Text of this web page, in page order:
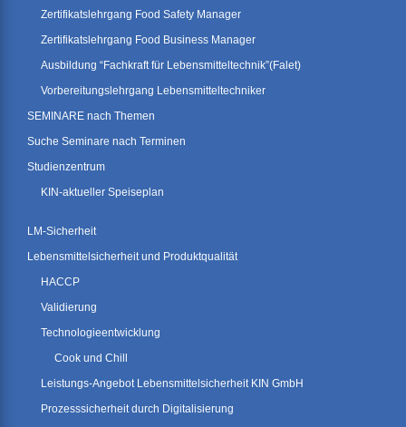
Zertifikatslehrgang Food Safety Manager
Zertifikatslehrgang Food Business Manager
Ausbildung “Fachkraft für Lebensmitteltechnik”(Falet)
Vorbereitungslehrgang Lebensmitteltechniker
SEMINARE nach Themen
Suche Seminare nach Terminen
Studienzentrum
KIN-aktueller Speiseplan
LM-Sicherheit
Lebensmittelsicherheit und Produktqualität
HACCP
Validierung
Technologieentwicklung
Cook und Chill
Leistungs-Angebot Lebensmittelsicherheit KIN GmbH
Prozesssicherheit durch Digitalisierung